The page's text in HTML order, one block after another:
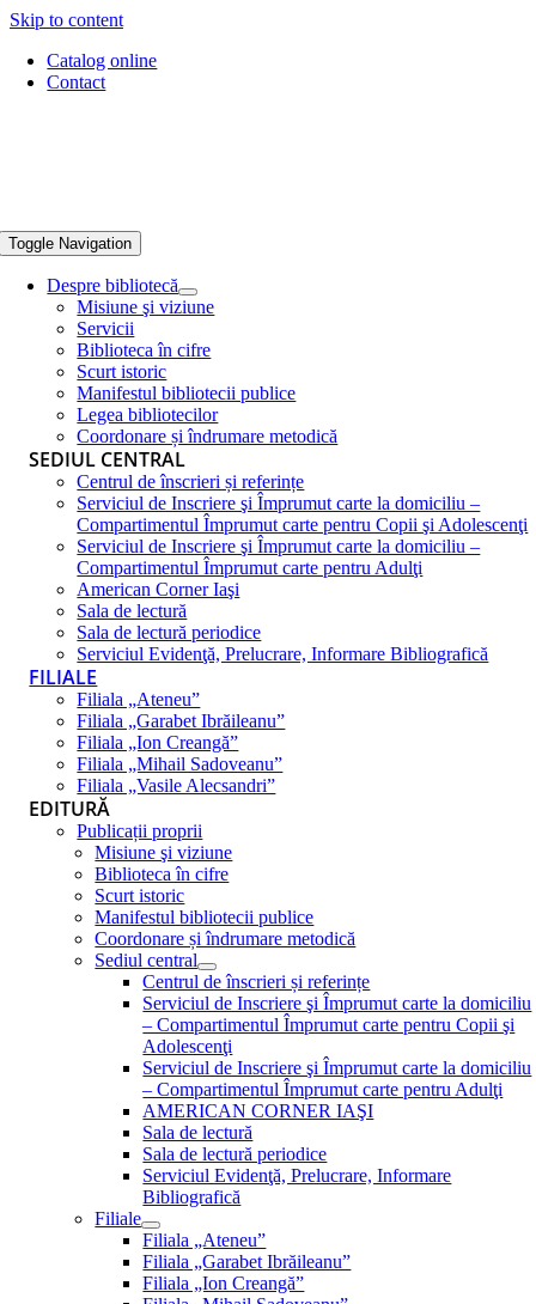
Skip to content
Catalog online
Contact
Toggle Navigation
Despre bibliotecă
Misiune şi viziune
Servicii
Biblioteca în cifre
Scurt istoric
Manifestul bibliotecii publice
Legea bibliotecilor
Coordonare și îndrumare metodică
SEDIUL CENTRAL
Centrul de înscrieri și referințe
Serviciul de Inscriere şi Împrumut carte la domiciliu –
Compartimentul Împrumut carte pentru Copii şi Adolescenţi
Serviciul de Inscriere şi Împrumut carte la domiciliu –
Compartimentul Împrumut carte pentru Adulţi
American Corner Iaşi
Sala de lectură
Sala de lectură periodice
Serviciul Evidenţă, Prelucrare, Informare Bibliografică
FILIALE
Filiala „Ateneu”
Filiala „Garabet Ibrăileanu”
Filiala „Ion Creangă”
Filiala „Mihail Sadoveanu”
Filiala „Vasile Alecsandri”
EDITURĂ
Publicații proprii
Misiune şi viziune
Biblioteca în cifre
Scurt istoric
Manifestul bibliotecii publice
Coordonare și îndrumare metodică
Sediul central
Centrul de înscrieri și referințe
Serviciul de Inscriere şi Împrumut carte la domiciliu
– Compartimentul Împrumut carte pentru Copii şi
Adolescenţi
Serviciul de Inscriere şi Împrumut carte la domiciliu
– Compartimentul Împrumut carte pentru Adulţi
AMERICAN CORNER IAŞI
Sala de lectură
Sala de lectură periodice
Serviciul Evidenţă, Prelucrare, Informare
Bibliografică
Filiale
Filiala „Ateneu”
Filiala „Garabet Ibrăileanu”
Filiala „Ion Creangă”